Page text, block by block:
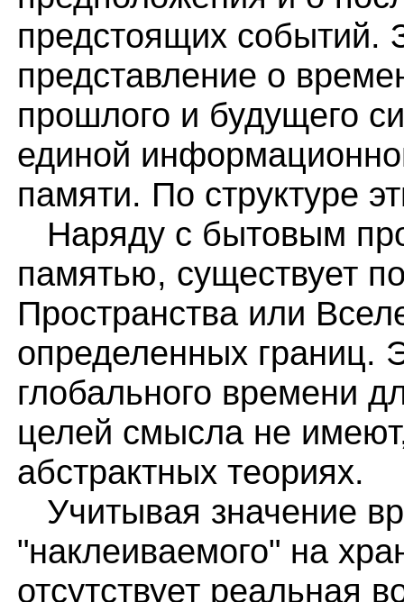
предстоящих событий.
представление о
прошлого и будущего
единой
памяти. По структуре
Наряду с бытовым
памятью, существует
Пространства или
определенных границ.
глобального времени
целей смысла не
абстрактных теориях.
Учитывая значение
"наклеиваемого" на
отсутствует реальная